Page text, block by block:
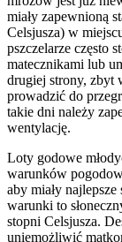
miały zapewnioną
Celsjusza) w
pszczelarze często
matecznikami lub
drugiej strony, zbyt
prowadzić do
takie dni należy
wentylację.
Loty godowe
warunków
aby miały najlepsze
warunki to
stopni Celsjusza.
uniemożliwić